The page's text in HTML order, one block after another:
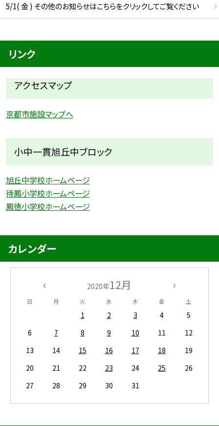
5/1( 金 ) その他のお知らせはこちらをクリックしてご覧ください
リンク
アクセスマップ
京都市施設マップへ
小中一貫旭丘中ブロック
旭丘中学校ホームページ
待鳳小学校ホームページ
鳳徳小学校ホームページ
カレンダー
2020年12月
日 月 火 水 木 金 土
1 2 3 4
5
6
7 8 9 10 11
12
13
14 15 16 17 18
19
20
21 22 23 24 25
26
27
28 29 30 31